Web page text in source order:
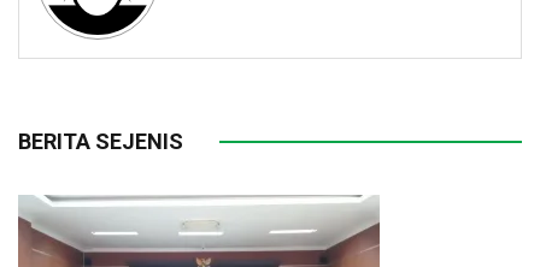
BERITA SEJENIS